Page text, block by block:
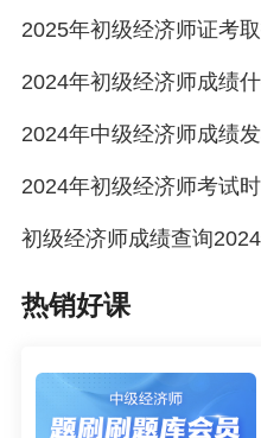
三、 财政税收专业
专业特点：
主要包括财政和税
我国的税收政策和各种
适合人群：
业报考；
2025年初级经济师证考
2024年初级经济师成绩
2024年中级经济师成绩
2024年初级经济师考试
初级经济师成绩查询
热销好课